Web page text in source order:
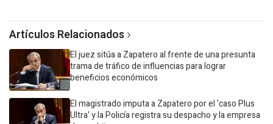
Artículos Relacionados
El juez sitúa a Zapatero al frente de una presunta
trama de tráfico de influencias para lograr
beneficios económicos
El magistrado imputa a Zapatero por el 'caso Plus
Ultra' y la Policía registra su despacho y la empresa